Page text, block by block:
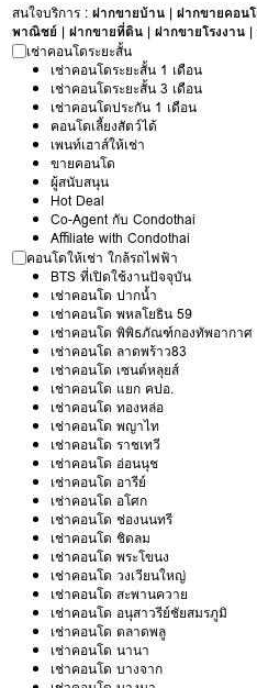
สนใจบริการ :ฝากขายบ้าน |ฝากขายคอน
พาณิชย์ |ฝากขายที่ดิน |ฝากขายโรงงาน |
เช่าคอนโดระยะสั้น
เช่าคอนโดระยะสั้น 1 เดือน
เช่าคอนโดระยะสั้น 3 เดือน
เช่าคอนโดประกัน 1 เดือน
คอนโดเลี้ยงสัตว์ได้
เพนท์เฮาส์ให้เช่า
ขายคอนโด
ผู้สนับสนุน
Hot Deal
Co-Agent กับ Condothai
Affiliate with Condothai
คอนโดให้เช่า ใกล้รถไฟฟ้า
BTS ที่เปิดใช้งานปัจจุบัน
เช่าคอนโด ปากน้ำ
เช่าคอนโด พหลโยธิน 59
เช่าคอนโด พิพิธภัณฑ์กองทัพอากาศ
เช่าคอนโด ลาดพร้าว83
เช่าคอนโด เซนต์หลุยส์
เช่าคอนโด แยก คปอ.
เช่าคอนโด ทองหล่อ
เช่าคอนโด พญาไท
เช่าคอนโด ราชเทวี
เช่าคอนโด อ่อนนุช
เช่าคอนโด อารีย์
เช่าคอนโด อโศก
เช่าคอนโด ช่องนนทรี
เช่าคอนโด ชิดลม
เช่าคอนโด พระโขนง
เช่าคอนโด วงเวียนใหญ่
เช่าคอนโด สะพานควาย
เช่าคอนโด อนุสาวรีย์ชัยสมรภูมิ
เช่าคอนโด ตลาดพลู
เช่าคอนโด นานา
เช่าคอนโด บางจาก